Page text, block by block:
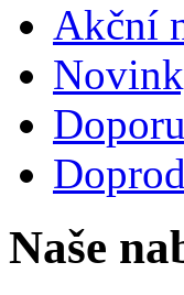
Akční
Naše